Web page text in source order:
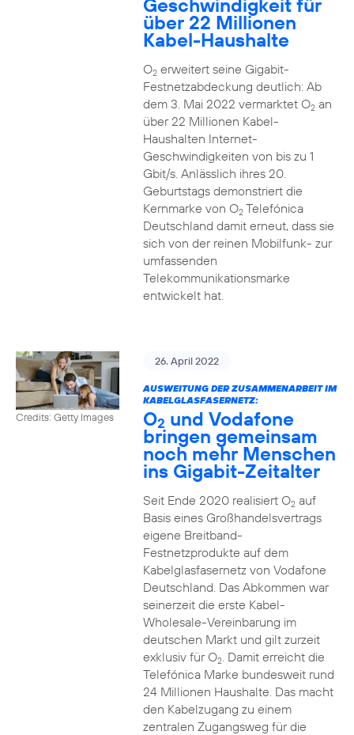
Geschwindigkeit für
über 22 Millionen
Kabel-Haushalte
O2erweitert seine Gigabit-
Festnetzabdeckung deutlich: Ab
dem 3. Mai 2022 vermarktet O2an
über 22 Millionen Kabel-
Haushalten Internet-
Geschwindigkeiten von bis zu 1
Gbit/s. Anlässlich ihres 20.
Geburtstags demonstriert die
Kernmarke von O2Telefónica
Deutschland damit erneut, dass sie
sich von der reinen Mobilfunk- zur
umfassenden
Telekommunikationsmarke
entwickelt hat.
Credits: Getty Images
26. April 2022
AUSWEITUNG DER ZUSAMMENARBEIT IM
KABELGLASFASERNETZ:
O2 und Vodafone
bringen gemeinsam
noch mehr Menschen
ins Gigabit-Zeitalter
Seit Ende 2020 realisiert O2auf
Basis eines Großhandelsvertrags
eigene Breitband-
Festnetzprodukte auf dem
Kabelglasfasernetz von Vodafone
Deutschland. Das Abkommen war
seinerzeit die erste Kabel-
Wholesale-Vereinbarung im
deutschen Markt und gilt zurzeit
exklusiv für O2. Damit erreicht die
Telefónica Marke bundesweit rund
24 Millionen Haushalte. Das macht
den Kabelzugang zu einem
zentralen Zugangsweg für die